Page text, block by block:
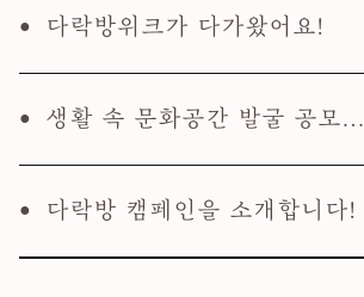
● 다락방위크가 다가왔어요!
● 생활 속 문화공간 발굴 공모전 [문화공간 다락방 찾기]
● 다락방 캠페인을 소개합니다!